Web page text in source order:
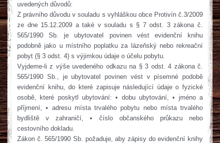
uvedených důvodů:
Z právního důvodu v souladu s vyhláškou obce Protivín č.3/2009
ze dne 15.12.2009 a také v souladu s § 7 odst. 3 zákona č.
565/1990 Sb. je ubytovatel povinen vést evidenční knihu
podobně jako u místního poplatku za lázeňský nebo rekreační
pobyt (§ 3 odst. 4) s výjimkou údaje o účelu pobytu.
Vyjdeme-li z výše uvedeného odkazu na § 3 odst. 4 zákona č.
565/1990 Sb., je ubytovatel povinen vést v písemné podobě
evidenční knihu, do které zapisuje následující údaje o fyzické
osobě, které poskytl ubytování: • dobu ubytování, • jméno a
příjmení, • adresu místa trvalého pobytu nebo místa trvalého
bydliště v zahraničí, • číslo občanského průkazu nebo
cestovního dokladu.
Zákon č. 565/1990 Sb. požaduje, aby zápisy do evidenční knihy